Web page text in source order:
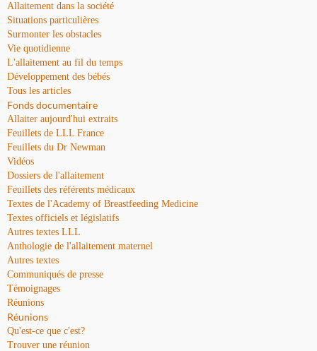
Allaitement dans la société
Situations particulières
Surmonter les obstacles
Vie quotidienne
L'allaitement au fil du temps
Développement des bébés
Tous les articles
Fonds documentaire
Allaiter aujourd'hui extraits
Feuillets de LLL France
Feuillets du Dr Newman
Vidéos
Dossiers de l'allaitement
Feuillets des référents médicaux
Textes de l'Academy of Breastfeeding Medicine
Textes officiels et législatifs
Autres textes LLL
Anthologie de l'allaitement maternel
Autres textes
Communiqués de presse
Témoignages
Réunions
Réunions
Qu'est-ce que c'est?
Trouver une réunion